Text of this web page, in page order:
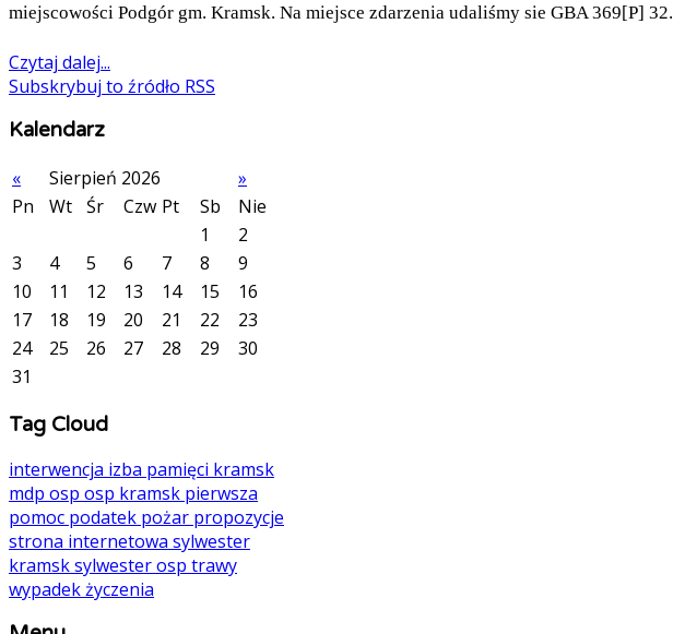
miejscowości Podgór gm. Kramsk. Na miejsce zdarzenia udaliśmy sie GBA 369[P] 32.
Czytaj dalej...
Subskrybuj to źródło RSS
Kalendarz
«
Sierpień 2026
»
Pn
Wt Śr Czw Pt Sb
Nie
1
2
3
4 5 6 7 8
9
10
11 12 13 14 15
16
17
18 19 20 21 22
23
24
25 26 27 28 29
30
31
Tag Cloud
interwencja izba pamięci kramsk
mdp osp osp kramsk pierwsza
pomoc podatek pożar propozycje
strona internetowa sylwester
kramsksylwester osp trawy
wypadekżyczenia